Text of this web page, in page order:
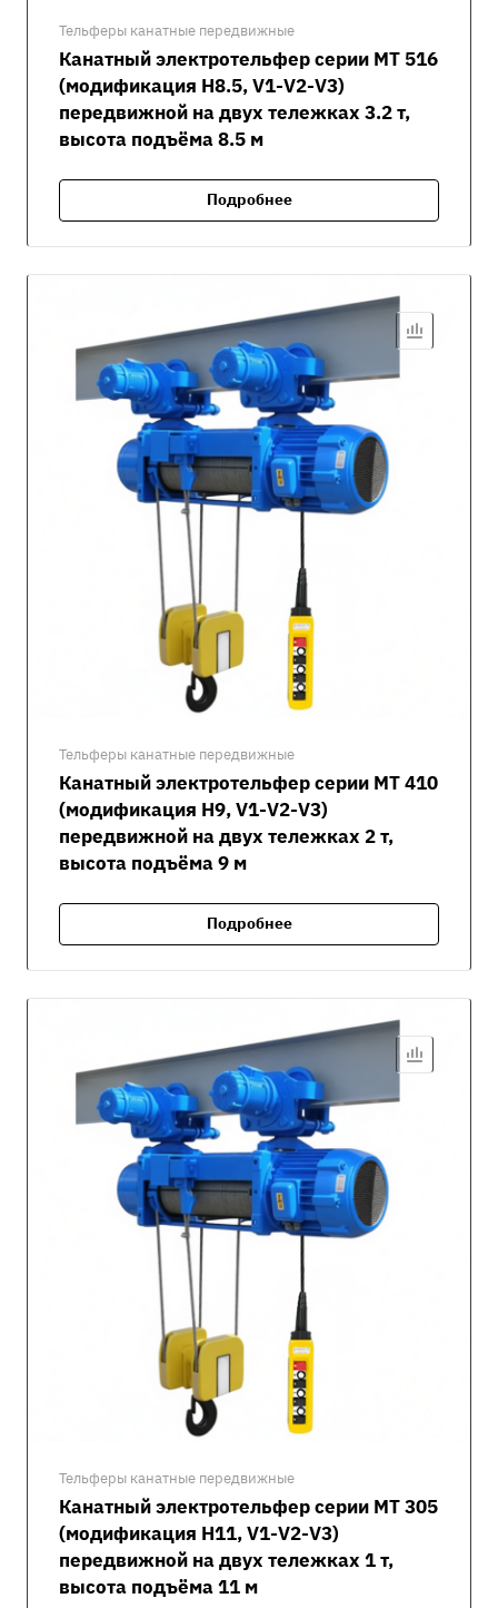
Тельферы канатные передвижные
Канатный электротельфер серии MT 516
(модификация H8.5, V1-V2-V3)
передвижной на двух тележках 3.2 т,
высота подъёма 8.5 м
Подробнее
Тельферы канатные передвижные
Канатный электротельфер серии MT 410
(модификация H9, V1-V2-V3)
передвижной на двух тележках 2 т,
высота подъёма 9 м
Подробнее
Тельферы канатные передвижные
Канатный электротельфер серии MT 305
(модификация H11, V1-V2-V3)
передвижной на двух тележках 1 т,
высота подъёма 11 м